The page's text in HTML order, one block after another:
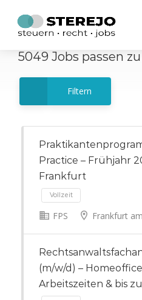
5049 Jobs passen
Filtern
Practice – Frühjahr
Frankfurt
FPS Frankfurt
(m/w/d) –
Arbeitszeiten & bis